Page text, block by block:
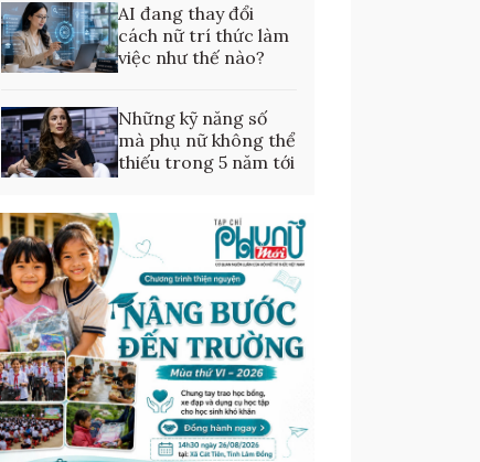
AI đang thay đổi
cách nữ trí thức làm
việc như thế nào?
Những kỹ năng số
mà phụ nữ không thể
thiếu trong 5 năm tới